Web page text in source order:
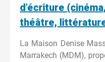
d’écriture
théâtre,
La Maison Denise
Marrakech (MDM),